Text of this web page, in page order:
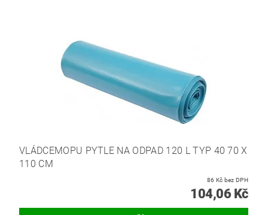
VLÁDCEMOPU PYTLE NA ODPAD 120 L TYP 40 70 X
110 CM
86 Kč bez DPH
104,06 Kč